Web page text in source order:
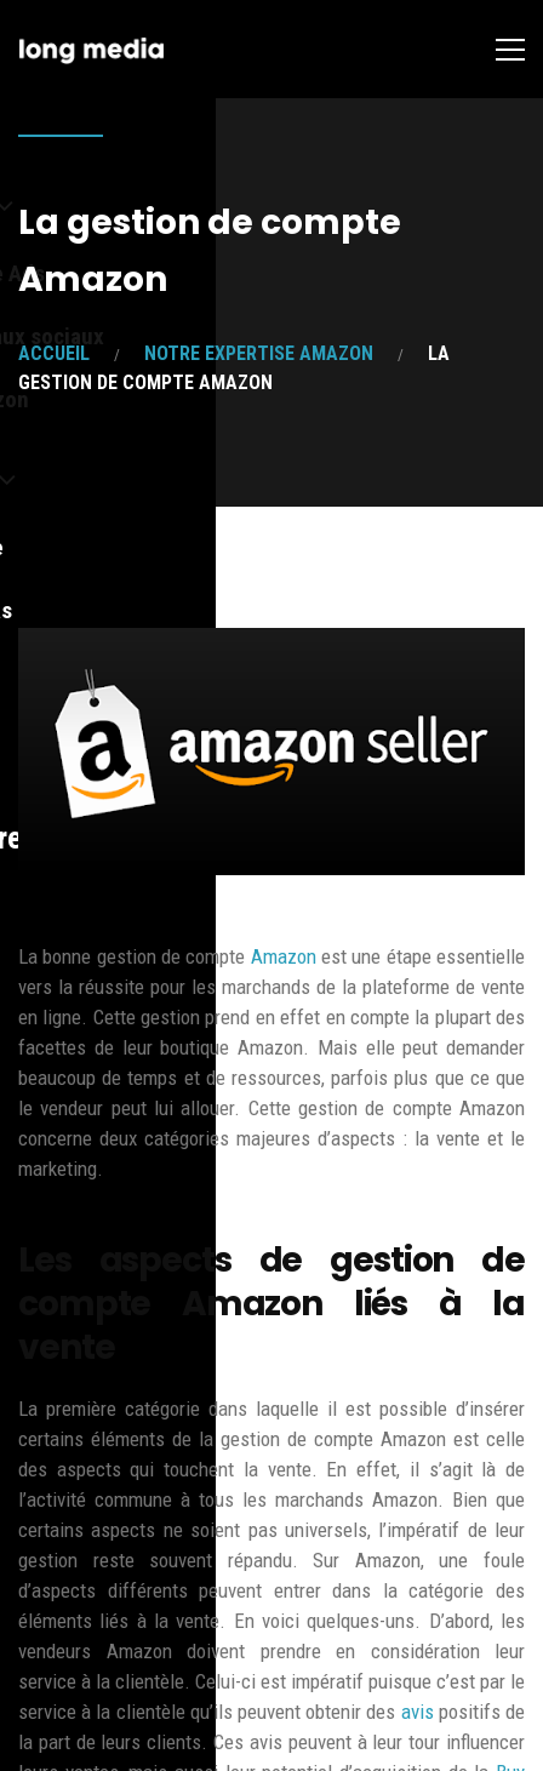
Ads
sociaux
La gestion de compte
Amazon
ACCUEIL NOTRE EXPERTISE AMAZON
LA
GESTION DE COMPTE AMAZON
La bonne gestion de compte Amazonest une étape essentielle
vers la réussite pour les marchands de la plateforme de vente
en ligne. Cette gestion prend en effet en compte la plupart des
facettes de leur boutique Amazon. Mais elle peut demander
beaucoup de temps et de ressources, parfois plus que ce que
le vendeur peut lui allouer. Cette gestion de compte Amazon
concerne deux catégories majeures d’aspects : la vente et le
marketing.
Les aspects de gestion de
compte Amazon liés à la
La première catégorie dans laquelle il est possible d’insérer
certains éléments de la gestion de compte Amazon est celle
des aspects qui touchent la vente. En effet, il s’agit là de
l’activité commune à tous les marchands Amazon. Bien que
certains aspects ne soient pas universels, l’impératif de leur
gestion reste souvent répandu. Sur Amazon, une foule
d’aspects différents peuvent entrer dans la catégorie des
éléments liés à la vente. En voici quelques-uns. D’abord, les
vendeurs Amazon doivent prendre en considération leur
service à la clientèle. Celui-ci est impératif puisque c’est par le
service à la clientèle qu’ils peuvent obtenir des avis positifs de
la part de leurs clients. Ces avis peuvent à leur tour influencer